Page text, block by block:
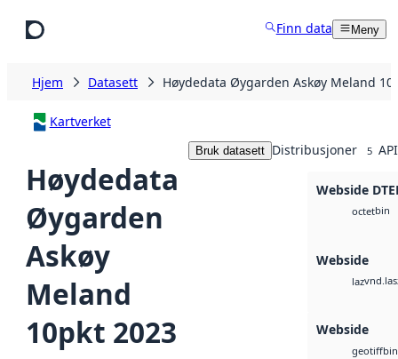
Finn data Meny
Hjem Datasett Høydedata Øygarden Askøy Meland
Kartverket
Høydedata
Øygarden
Askøy
Meland
10pkt 2023
Bruk datasett Distribusjoner 5
Webside
octetbin
Webside
laz
Webside
geotiffbin